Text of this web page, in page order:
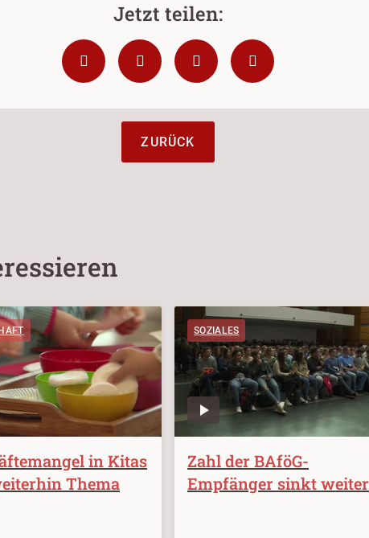
ZURÜCK
in Kitas
Thema
SOZIALES
Zahl der BAföG-
Empfänger sinkt weiter